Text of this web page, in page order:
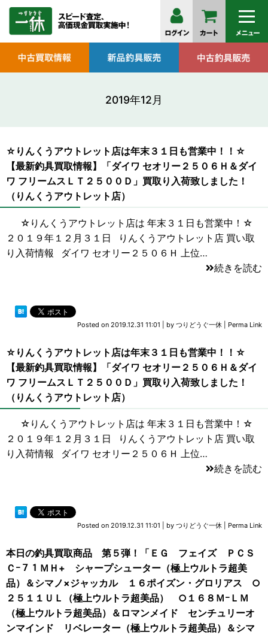
2019年12月
☆りんくうアウトレット店は年末３１日も営業中！！☆
【最新釣具買取情報】「ダイワ セオリー２５０６Ｈ＆ダイ
ワ フリームスＬＴ２５００Ｄ」買取り入荷致しました！
（りんくうアウトレット店）
☆りんくうアウトレット店は 年末３１日も営業中！☆
２０１９年１２月３１日 りんくうアウトレット店 買い取
り入荷情報 ダイワ セオリー２５０６Ｈ 上位…
続きを読む
Posted on 2019.12.31 11:01 by つりどうぐ一休 Perma Link
☆りんくうアウトレット店は年末３１日も営業中！！☆
【最新釣具買取情報】「ダイワ セオリー２５０６Ｈ＆ダイ
ワ フリームスＬＴ２５００Ｄ」買取り入荷致しました！
（りんくうアウトレット店）
☆りんくうアウトレット店は 年末３１日も営業中！☆
２０１９年１２月３１日 りんくうアウトレット店 買い取
り入荷情報 ダイワ セオリー２５０６Ｈ 上位…
続きを読む
Posted on 2019.12.31 11:01 by つりどうぐ一休 Perma Link
本日の釣具買取商品 第５弾！「ＥＧ フェイズ ＰＣＳ
Ｃｰ７１ＭＨ+ シャープシューター（極上ウルトラ超美
品）＆シマノ×ジャッカル １６ポイズン・グロリアス ○
２５１１ＵＬ（極上ウルトラ超美品） ○１６８ＭｰＬＭ
（極上ウルトラ超美品）＆ロマンメイド センチュリーオ
ンマインド リベレーター（極上ウルトラ超美品）＆シマ